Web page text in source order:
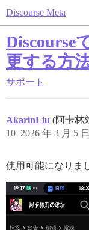
Discourse Meta
Discourse
更する方
サポート
AkarinLiu (阿卡林
2026 年 3 月 5
10
使用可能になりま